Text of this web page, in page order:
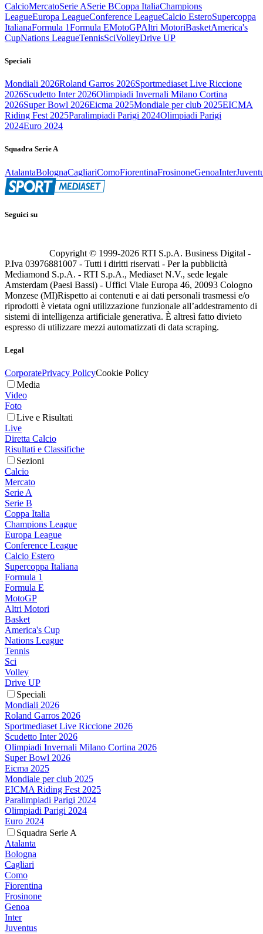
CalcioMercatoSerie ASerie BCoppa ItaliaChampions
LeagueEuropa LeagueConference LeagueCalcio EsteroSupercoppa
ItalianaFormula 1Formula EMotoGPAltri MotoriBasketAmerica's
CupNations LeagueTennisSciVolleyDrive UP
Speciali
Mondiali 2026Roland Garros 2026Sportmediaset Live Riccione
2026Scudetto Inter 2026Olimpiadi Invernali Milano Cortina
2026Super Bowl 2026Eicma 2025Mondiale per club 2025EICMA
Riding Fest 2025Paralimpiadi Parigi 2024Olimpiadi Parigi
2024Euro 2024
Squadra Serie A
AtalantaBolognaCagliariComoFiorentinaFrosinoneGenoaInter
Seguici su
Copyright © 1999-2026 RTI S.p.A. Business Digital -
P.Iva 03976881007 - Tutti i diritti riservati - Per la pubblicità
Mediamond S.p.A. - RTI S.p.A., Mediaset N.V., sede legale
Amsterdam (Paesi Bassi) - Uffici Viale Europa 46, 20093 Cologno
Monzese (MI)Rispetto ai contenuti e ai dati personali trasmessi e/o
riprodotti è vietata ogni utilizzazione funzionale all’addestramento di
sistemi di intelligenza artificiale generativa. È altresì fatto divieto
espresso di utilizzare mezzi automatizzati di data scraping.
Legal
CorporatePrivacy PolicyCookie Policy
Media
Video
Foto
Live e Risultati
Live
Diretta Calcio
Risultati e Classifiche
Sezioni
Calcio
Mercato
Serie A
Serie B
Coppa Italia
Champions League
Europa League
Conference League
Calcio Estero
Supercoppa Italiana
Formula 1
Formula E
MotoGP
Altri Motori
Basket
America's Cup
Nations League
Tennis
Sci
Volley
Drive UP
Speciali
Mondiali 2026
Roland Garros 2026
Sportmediaset Live Riccione 2026
Scudetto Inter 2026
Olimpiadi Invernali Milano Cortina 2026
Super Bowl 2026
Eicma 2025
Mondiale per club 2025
EICMA Riding Fest 2025
Paralimpiadi Parigi 2024
Olimpiadi Parigi 2024
Euro 2024
Squadra Serie A
Atalanta
Bologna
Cagliari
Como
Fiorentina
Frosinone
Genoa
Inter
Juventus